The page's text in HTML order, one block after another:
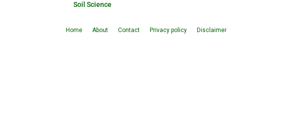
Soil Science
Home About Contact Privacy policy Disclaimer